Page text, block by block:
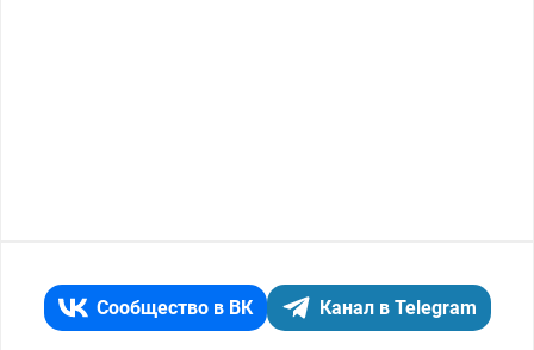
Сообщество в ВК Канал в Telegram